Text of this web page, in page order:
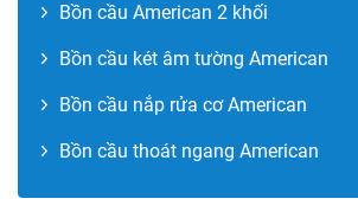
Bồn cầu American 2 khối
Bồn cầu két âm tường American
Bồn cầu nắp rửa cơ American
Bồn cầu thoát ngang American